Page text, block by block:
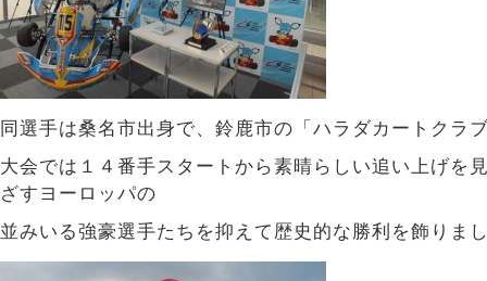
同選手は桑名市出身で、鈴鹿市の「ハラダカートクラ
大会では１４番手スタートから素晴らしい追い上げを
ざすヨーロッパの
並みいる強豪選手たちを抑えて歴史的な勝利を飾りま